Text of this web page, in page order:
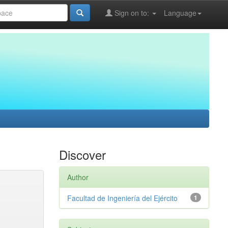
Language
Sign on to:
Discover
Author
1
Facultad de Ingeniería del Ejército